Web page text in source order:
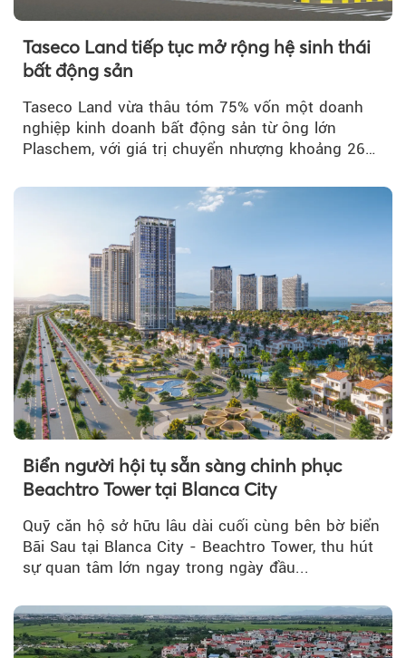
Taseco Land tiếp tục mở rộng hệ sinh thái
bất động sản
Taseco Land vừa thâu tóm 75% vốn một doanh
nghiệp kinh doanh bất động sản từ ông lớn
Plaschem, với giá trị chuyển nhượng khoảng 262
Biển người hội tụ sẵn sàng chinh phục
Beachtro Tower tại Blanca City
Quỹ căn hộ sở hữu lâu dài cuối cùng bên bờ biển
Bãi Sau tại Blanca City - Beachtro Tower, thu hút
sự quan tâm lớn ngay trong ngày đầu...